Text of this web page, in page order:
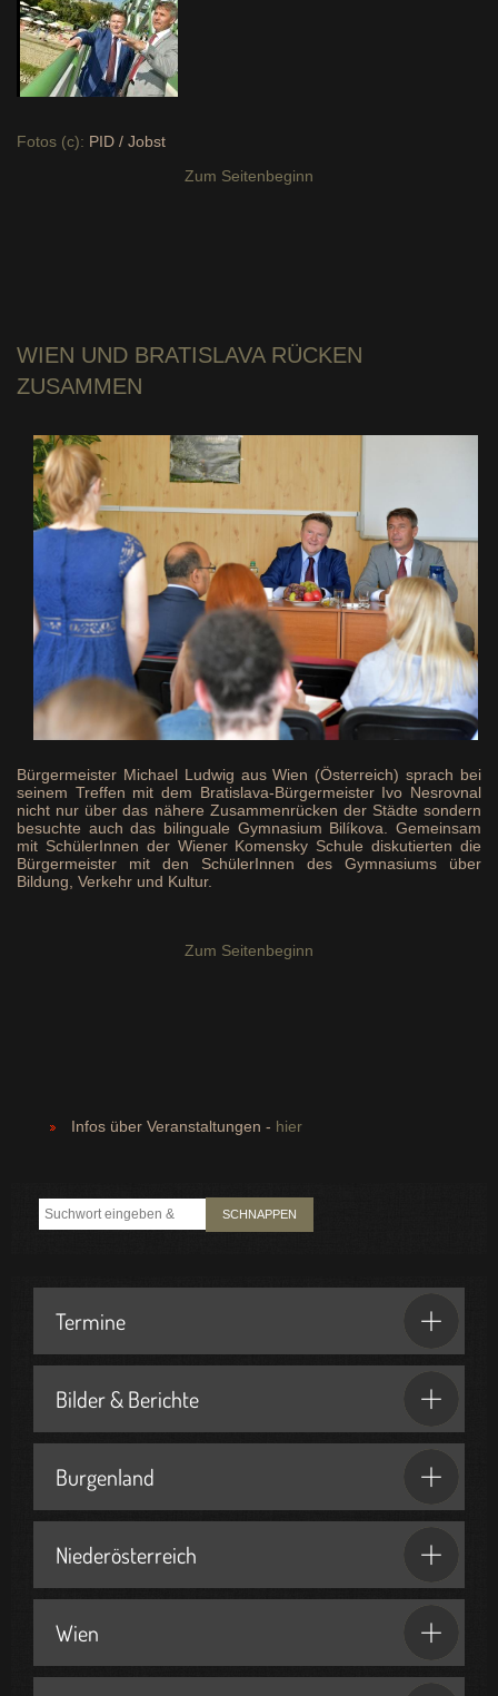
Fotos (c): PID / Jobst
Zum Seitenbeginn
WIEN UND BRATISLAVA RÜCKEN
ZUSAMMEN
Bürgermeister Michael Ludwig aus Wien (Österreich) sprach bei
seinem Treffen mit dem Bratislava-Bürgermeister Ivo Nesrovnal
nicht nur über das nähere Zusammenrücken der Städte sondern
besuchte auch das bilinguale Gymnasium Bilíkova. Gemeinsam
mit SchülerInnen der Wiener Komensky Schule diskutierten die
Bürgermeister mit den SchülerInnen des Gymnasiums über
Bildung, Verkehr und Kultur.
Zum Seitenbeginn
Infos über Veranstaltungen - hier
SCHNAPPEN
Termine
Bilder & Berichte
Burgenland
Niederösterreich
Wien